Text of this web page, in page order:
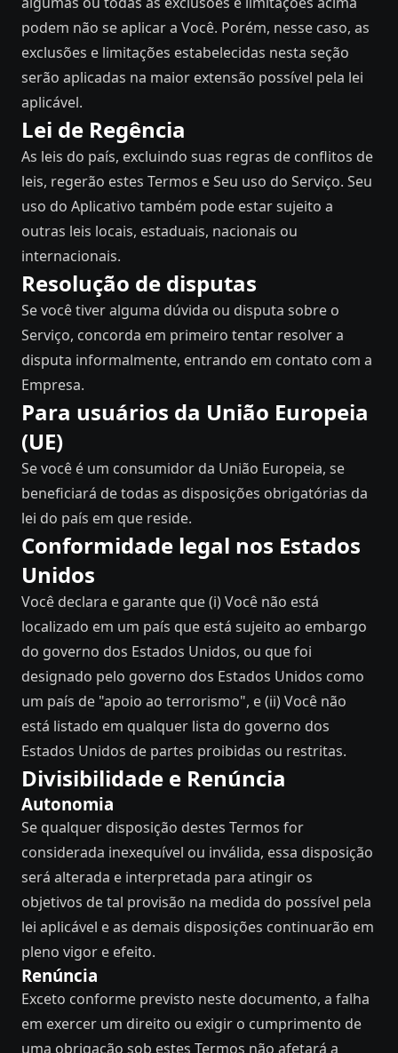
podem não se aplicar a Você. Porém, nesse caso, as
exclusões e limitações estabelecidas nesta seção
serão aplicadas na maior extensão possível pela lei
aplicável.
Lei de Regência
As leis do país, excluindo suas regras de conflitos de
leis, regerão estes Termos e Seu uso do Serviço. Seu
uso do Aplicativo também pode estar sujeito a
outras leis locais, estaduais, nacionais ou
internacionais.
Resolução de disputas
Se você tiver alguma dúvida ou disputa sobre o
Serviço, concorda em primeiro tentar resolver a
disputa informalmente, entrando em contato com a
Empresa.
Para usuários da União Europeia
(UE)
Se você é um consumidor da União Europeia, se
beneficiará de todas as disposições obrigatórias da
lei do país em que reside.
Conformidade legal nos Estados
Unidos
Você declara e garante que (i) Você não está
localizado em um país que está sujeito ao embargo
do governo dos Estados Unidos, ou que foi
designado pelo governo dos Estados Unidos como
um país de "apoio ao terrorismo", e (ii) Você não
está listado em qualquer lista do governo dos
Estados Unidos de partes proibidas ou restritas.
Divisibilidade e Renúncia
Autonomia
Se qualquer disposição destes Termos for
considerada inexequível ou inválida, essa disposição
será alterada e interpretada para atingir os
objetivos de tal provisão na medida do possível pela
lei aplicável e as demais disposições continuarão em
pleno vigor e efeito.
Renúncia
Exceto conforme previsto neste documento, a falha
em exercer um direito ou exigir o cumprimento de
uma obrigação sob estes Termos não afetará a